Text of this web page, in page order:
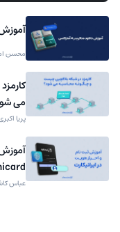
آموزش
محسن
می
پریا
آموزش
عباس